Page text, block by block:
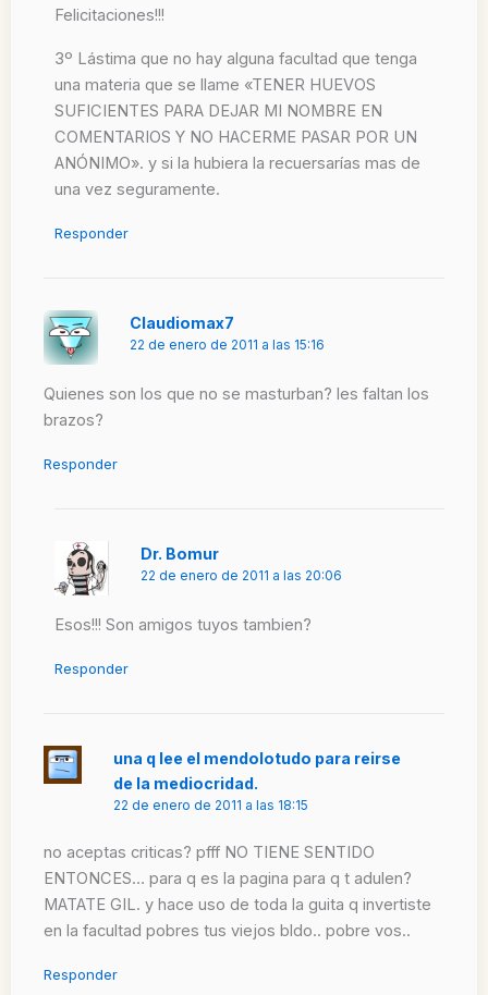
Felicitaciones!!!
3º Lástima que no hay alguna facultad que tenga
una materia que se llame «TENER HUEVOS
SUFICIENTES PARA DEJAR MI NOMBRE EN
COMENTARIOS Y NO HACERME PASAR POR UN
ANÓNIMO». y si la hubiera la recuersarías mas de
una vez seguramente.
Responder
Claudiomax7
22 de enero de 2011 a las 15:16
Quienes son los que no se masturban? les faltan los
brazos?
Responder
Dr. Bomur
22 de enero de 2011 a las 20:06
Esos!!! Son amigos tuyos tambien?
Responder
una q lee el mendolotudo para reirse
de la mediocridad.
22 de enero de 2011 a las 18:15
no aceptas criticas? pfff NO TIENE SENTIDO
ENTONCES… para q es la pagina para q t adulen?
MATATE GIL. y hace uso de toda la guita q invertiste
en la facultad pobres tus viejos bldo.. pobre vos..
Responder